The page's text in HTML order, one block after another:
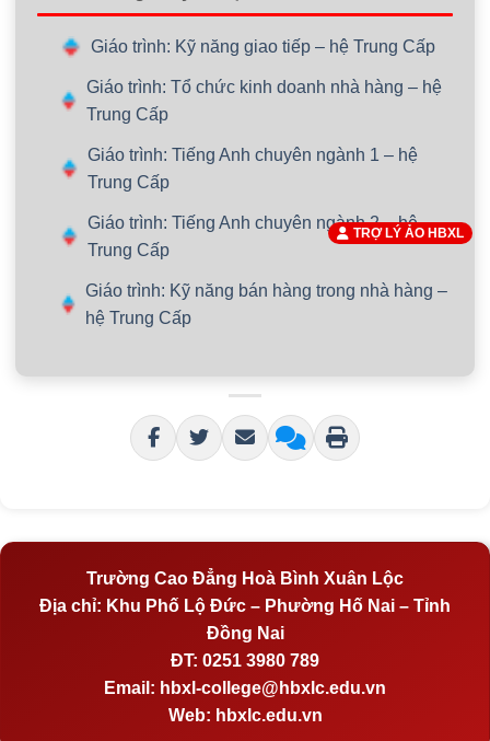
Giáo trình: Kỹ năng giao tiếp – hệ Trung Cấp
Giáo trình: Tổ chức kinh doanh nhà hàng – hệ
Trung Cấp
Giáo trình: Tiếng Anh chuyên ngành 1 – hệ
Trung Cấp
Giáo trình: Tiếng Anh chuyên ngành 2 – hệ
Trung Cấp
Giáo trình: Kỹ năng bán hàng trong nhà hàng –
hệ Trung Cấp
Trường Cao Đẳng Hoà Bình Xuân Lộc
Địa chỉ: Khu Phố Lộ Đức – Phường Hố Nai – Tỉnh
Đồng Nai
ĐT: 0251 3980 789
Email: hbxl-college@hbxlc.edu.vn
Web: hbxlc.edu.vn
TRỢ LÝ ẢO HBXL